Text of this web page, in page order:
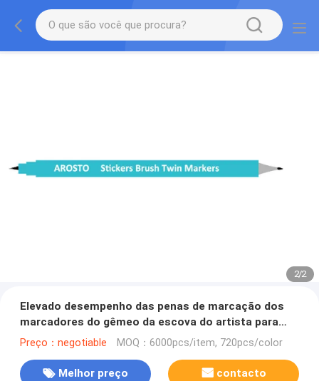
2/2
Elevado desempenho das penas de marcação dos
marcadores do gêmeo da escova do artista para
presentes relativos à promoção
Preço：negotiable MOQ：6000pcs/item, 720pcs/color
Melhor preço contacto